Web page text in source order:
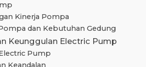
Kinerja Pompa
dan Kebutuhan Gedung
Keunggulan Electric Pump
Pump
Keandalan